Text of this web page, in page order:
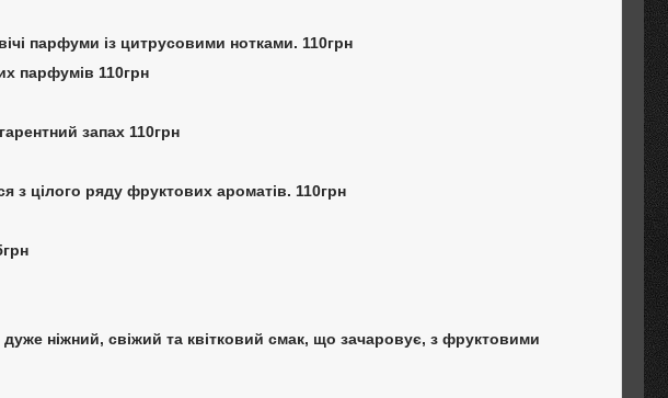
парфуми із цитрусовими нотками. 110грн
парфумів 110грн
запах 110грн
з цілого ряду фруктових ароматів. 110грн
ніжний, свіжий та квітковий смак, що зачаровує, з фруктовими